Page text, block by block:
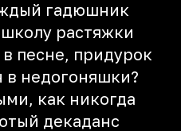
гадюшник
растяжки
песне, придурок
в недогоняшки?
как никогда
декаданс